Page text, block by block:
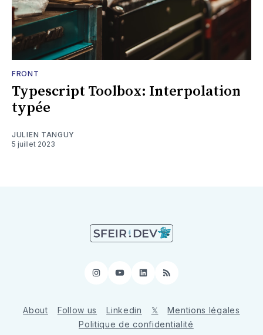
FRONT
Typescript Toolbox: Interpolation
typée
JULIEN TANGUY
5 juillet 2023
Instagram
YouTubeLinkedIn
RSS
About Follow us Linkedin 𝕏
Mentions légales
Politique de confidentialité